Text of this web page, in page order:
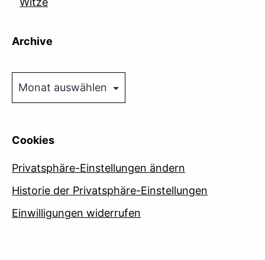
Archive
Cookies
Privatsphäre-Einstellungen ändern
Historie der Privatsphäre-Einstellungen
Einwilligungen widerrufen